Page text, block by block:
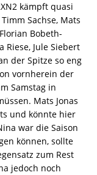
kämpft quasi
Sachse, Mats
Bobeth-
Riese, Jule Siebert
der Spitze so eng
vornherein der
Samstag in
Mats Jonas
und könnte hier
war die Saison
können, sollte
zum Rest
jedoch noch